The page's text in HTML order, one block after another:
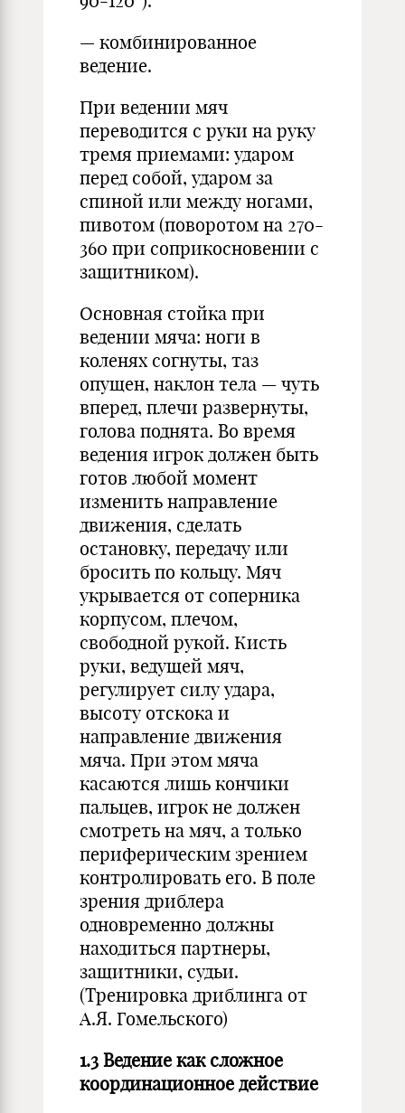
— комбинированное
ведение.
При ведении мяч
переводится с руки на руку
тремя приемами: ударом
перед собой, ударом за
спиной или между ногами,
пивотом (поворотом на 270-
360 при соприкосновении с
защитником).
Основная стойка при
ведении мяча: ноги в
коленях согнуты, таз
опущен, наклон тела — чуть
вперед, плечи развернуты,
голова поднята. Во время
ведения игрок должен быть
готов любой момент
изменить направление
движения, сделать
остановку, передачу или
бросить по кольцу. Мяч
укрывается от соперника
корпусом, плечом,
свободной рукой. Кисть
руки, ведущей мяч,
регулирует силу удара,
высоту отскока и
направление движения
мяча. При этом мяча
касаются лишь кончики
пальцев, игрок не должен
смотреть на мяч, а только
периферическим зрением
контролировать его. В поле
зрения дриблера
одновременно должны
находиться партнеры,
защитники, судьи.
(Тренировка дриблинга от
А.Я. Гомельского)
1.3 Ведение как сложное
координационное действие